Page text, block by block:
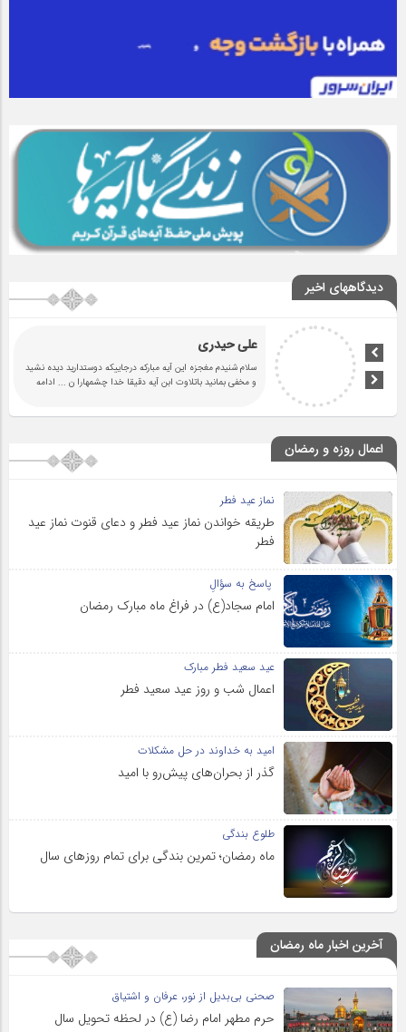
دیدگاههای اخیر
علی حیدری
سلام شنیدم مغجزه این آیه مبارکه درجاییکه دوستدارید دیده نشید
و مخفی بمانید باتلاوت ابن آیه دقیقا خدا چشمهارا ن ... ادامه
اعمال روزه و رمضان
نماز عید فطر
طریقه خواندن نماز عید فطر و دعای قنوت نماز عید
فطر
پاسخ به سؤالِ
امام سجاد(ع) در فراغ ماه مبارک رمضان
عید سعید فطر مبارک
اعمال شب و روز عید سعید فطر
امید به خداوند در حل مشکلات
گذر از بحران‌های پیش‌رو با امید
طلوع بندگی
ماه رمضان؛ تمرین بندگی برای تمام روزهای سال
آخرین اخبار ماه رمضان
صحنی بی‌بدیل از نور، عرفان و اشتیاق
حرم مطهر امام رضا (ع) در لحظه تحویل سال